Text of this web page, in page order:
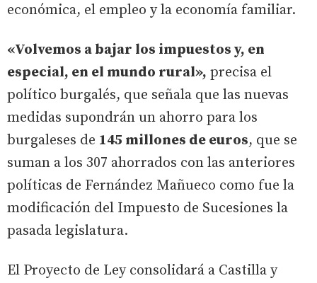
económica, el empleo y la economía familiar.
«Volvemos a bajar los impuestos y, en
especial, en el mundo rural», precisa el
político burgalés, que señala que las nuevas
medidas supondrán un ahorro para los
burgaleses de 145 millones de euros, que se
suman a los 307 ahorrados con las anteriores
políticas de Fernández Mañueco como fue la
modificación del Impuesto de Sucesiones la
pasada legislatura.
El Proyecto de Ley consolidará a Castilla y